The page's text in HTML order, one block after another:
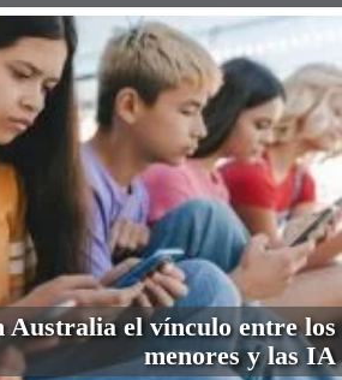
Australia el vínculo entre los
menores y las IA